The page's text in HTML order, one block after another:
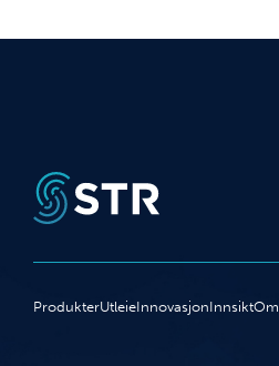
ProdukterUtleieInnovasjonInnsiktOm